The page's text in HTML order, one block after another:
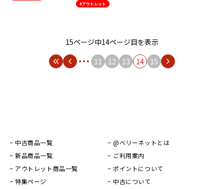
#アウトレット
15ページ中14ページ目を表示
11
12 13 14 15
中古商品一覧
新品商品一覧
アウトレット商品一覧
特集ページ
@ベリーネットとは
ご利用案内
ポイントについて
中古について